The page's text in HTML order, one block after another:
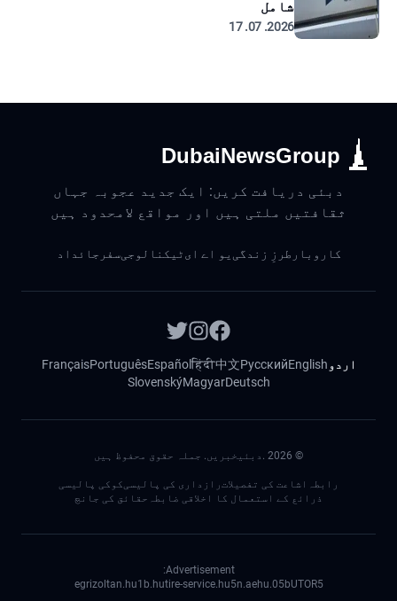
شامل
2026. 07. 17
DubaiNewsGroup
دبئی دریافت کریں: ایک جدید عجوبہ جہاں
ثقافتیں ملتی ہیں اور مواقع لامحدود ہیں
کاروبار طرزِ زندگی یو اے ایٹیکنالوجیسفر جائداد
اردو English
Русский
中文
हिंदी
Español
Português
Français
Deutsch
Magyar
Slovenský
©
2026 .دبئیخبریں. جملہ حقوق محفوظ ہیں
رابطہ اشاعت کی تفصیلاترازداری کی پالیسیکوکی پالیسی
ذرائع کے استعمال کا اخلاقی ضابطہ حقائق کی جانچ
Advertisement:
bUTOR5
05.hu
5n.ae
tire-service.hu
1b.hu
egrizoltan.hu